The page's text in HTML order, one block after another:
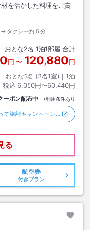
を活かした料理をご賞
→タクシー約５分
おとな2名 1泊1部屋 合計
円 〜 120,880円
おとな1名 (2名1室)｜ 1泊
税込 6,050円〜60,440円
ーポン配布中 ※利用条件あり
て旅割キャンペーン…
る
航空券
付きプラン